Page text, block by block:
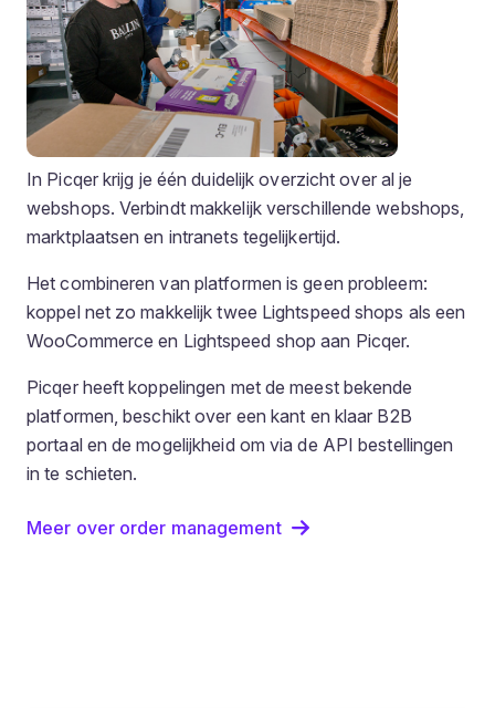
In Picqer krijg je één duidelijk overzicht over al je
webshops. Verbindt makkelijk verschillende webshops,
marktplaatsen en intranets tegelijkertijd.
Het combineren van platformen is geen probleem:
koppel net zo makkelijk twee Lightspeed shops als een
WooCommerce en Lightspeed shop aan Picqer.
Picqer heeft koppelingen met de meest bekende
platformen, beschikt over een kant en klaar B2B
portaal en de mogelijkheid om via de API bestellingen
in te schieten.
Meer over order management